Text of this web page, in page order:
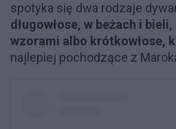
spotyka się dwa rodzaje
długowłose, w beżach i
wzorami albo krótkowłose,
najlepiej pochodzące z